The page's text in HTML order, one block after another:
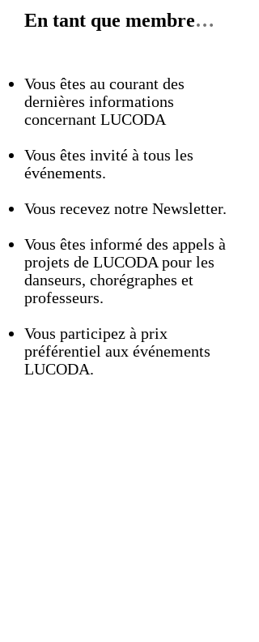
En tant que membre​…
Vous êtes au courant des
dernières informations
concernant LUCODA
Vous êtes invité à tous les
événements.
Vous recevez notre Newsletter.
Vous êtes informé des appels à
projets de LUCODA pour les
danseurs, chorégraphes et
professeurs.
Vous participez à prix
préférentiel aux événements
LUCODA.